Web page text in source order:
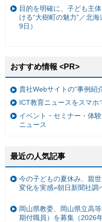
目的を明確に、子ども主
ける“大樹町の魅力”／北
9日）
おすすめ情報 <PR>
貴社Webサイトの“事例紹
ICT教育ニュースをスマ
イベント・セミナー・体
ニュース
最近の人気記事
今の子どもの夏休み、親
変化を実感=朝日新聞社調
岡山県教委、岡山県立高
期付職員）を募集（2026